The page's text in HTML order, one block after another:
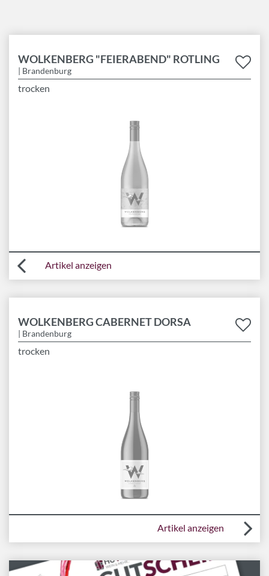
WOLKENBERG "FEIERABEND" ROTLING
| Brandenburg
trocken
Artikel anzeigen
WOLKENBERG CABERNET DORSA
| Brandenburg
trocken
Artikel anzeigen